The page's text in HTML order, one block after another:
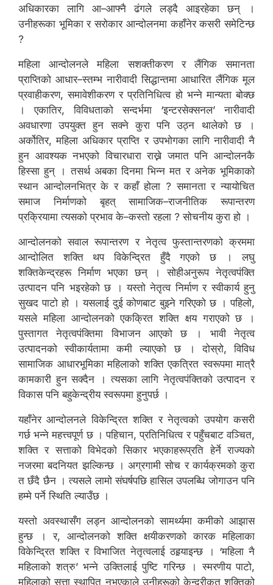
अधिकारका लागि आ–आफ्नै ढंगले लड्दै आइरहेका छन् ।
उनीहरूका भूमिका र सरोकार आन्दोलनमा कहाँनेर कसरी समेटिन्छ
?
महिला आन्दोलनले महिला सशक्तीकरण र लैंगिक समानता
प्राप्तिको आधार–स्तम्भ नारीवादी सिद्धान्तमा आधारित लैंगिक मूल
प्रवाहीकरण, समावेशीकरण र प्रतिनिधित्व हो भन्ने मान्यता बोक्छ
। एकातिर, विविधताको सन्दर्भमा ‘इन्टरसेक्सनल’ नारीवादी
अवधारणा उपयुक्त हुन सक्ने कुरा पनि उठ्न थालेको छ ।
अर्कोतिर, महिला अधिकार प्राप्ति र उपभोगका लागि नारीवादी नै
हुन आवश्यक नभएको विचारधारा राख्ने जमात पनि आन्दोलनकै
हिस्सा हुन् । तसर्थ अबका दिनमा भिन्न मत र अनेक भूमिकाको
स्थान आन्दोलनभित्र के र कहाँ होला ? समानता र न्यायोचित
समाज निर्माणको बृहत् सामाजिक–राजनीतिक रूपान्तरण
प्रक्रियामा त्यसको प्रभाव के–कस्तो रहला ? सोचनीय कुरा हो ।
आन्दोलनको सवाल रूपान्तरण र नेतृत्व फुस्तान्तरणको क्रममा
आन्दोलित शक्ति थप विकेन्द्रित हुँदै गएको छ । लघु
शक्तिकेन्द्रहरू निर्माण भएका छन् । सोहीअनुरूप नेतृत्वपंक्ति
उत्पादन पनि भइरहेको छ । यस्तो नेतृत्व निर्माण र स्वीकार्य हुनु
सुखद पाटो हो । यसलाई दुई कोणबाट बुझ्ने गरिएको छ । पहिलो,
यसले महिला आन्दोलनको एकक्रित शक्ति क्षय गराएको छ ।
पुस्तागत नेतृत्वपंक्तिमा विभाजन आएको छ । भावी नेतृत्व
उत्पादनको स्वीकार्यतामा कमी ल्याएको छ । दोस्रो, विविध
सामाजिक आधारभूमिका महिलाको शक्ति एकत्रित स्वरूपमा मात्रै
कामकारी हुन सक्दैन । त्यसका लागि नेतृत्वपंक्तिको उत्पादन र
विकास पनि बहुकेन्द्रीय स्वरूपमा हुनुपर्छ ।
यहाँनेर आन्दोलनले विकेन्द्रित शक्ति र नेतृत्वको उपयोग कसरी
गर्छ भन्ने महत्त्वपूर्ण छ । पहिचान, प्रतिनिधित्व र पहुँचबाट वञ्चित,
शक्ति र सत्ताको विभेदको सिकार भएकाहरूप्रति हेर्ने राज्यको
नजरमा बदनियत झल्किन्छ । अग्रगामी सोच र कार्यक्रमको कुरा
त छँदै छैन । त्यसले लामो संघर्षपछि हासिल उपलब्धि जोगाउन पनि
हम्मे पर्ने स्थिति ल्याउँछ ।
यस्तो अवस्थासँग लड्न आन्दोलनको सामर्थ्यमा कमीको आझास
हुन्छ । र, आन्दोलनको शक्ति क्षयीकरणको कारक महिलाका
विकेन्द्रित शक्ति र विभाजित नेतृत्वलाई ठहर्‍याइन्छ । ‘महिला नै
महिलाको शत्रु’ भन्ने उक्तिलाई पुष्टि गरिन्छ । स्मरणीय पाटो,
महिलाको सत्ता स्थापित नभएकाले उनीहरूको केन्द्रीकृत शक्तिको